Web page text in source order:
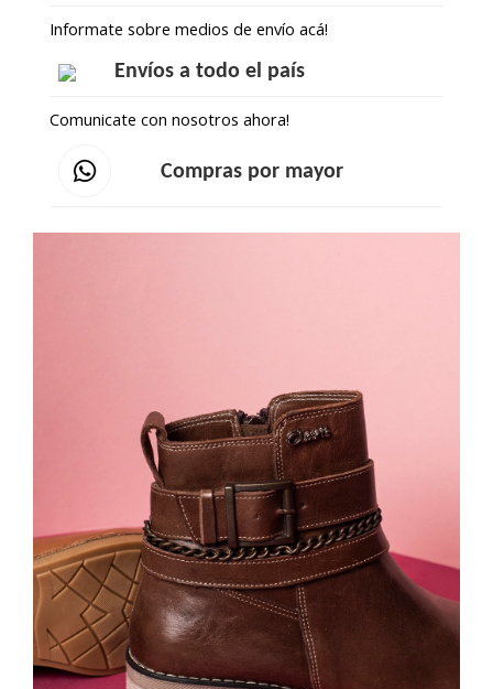
Informate sobre medios de envío acá!
Envíos a todo el país
Comunicate con nosotros ahora!
Compras por mayor